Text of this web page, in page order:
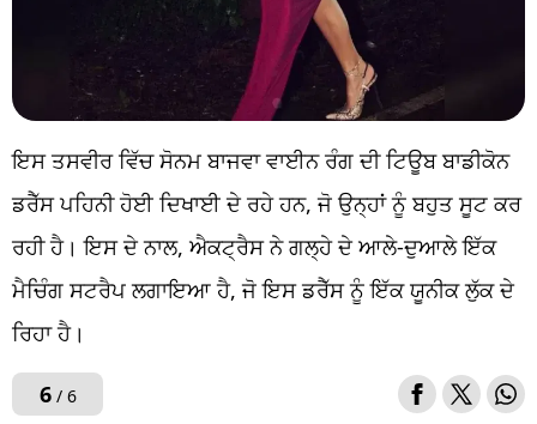
ਇਸ ਤਸਵੀਰ ਵਿੱਚ ਸੋਨਮ ਬਾਜਵਾ ਵਾਈਨ ਰੰਗ ਦੀ ਟਿਊਬ ਬਾਡੀਕੋਨ
ਡਰੈੱਸ ਪਹਿਨੀ ਹੋਈ ਦਿਖਾਈ ਦੇ ਰਹੇ ਹਨ, ਜੋ ਉਨ੍ਹਾਂ ਨੂੰ ਬਹੁਤ ਸੂਟ ਕਰ
ਰਹੀ ਹੈ। ਇਸ ਦੇ ਨਾਲ, ਐਕਟ੍ਰੈਸ ਨੇ ਗਲ੍ਹੇ ਦੇ ਆਲੇ-ਦੁਆਲੇ ਇੱਕ
ਮੈਚਿੰਗ ਸਟਰੈਪ ਲਗਾਇਆ ਹੈ, ਜੋ ਇਸ ਡਰੈੱਸ ਨੂੰ ਇੱਕ ਯੂਨੀਕ ਲੁੱਕ ਦੇ
ਰਿਹਾ ਹੈ।
6/ 6